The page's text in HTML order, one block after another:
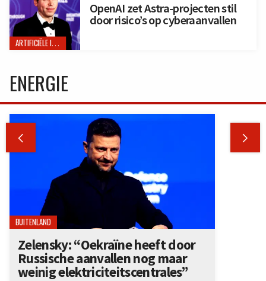
ARTIFICIËLE INTELLIGENTIE
OpenAI zet Astra-projecten stil
door risico’s op cyberaanvallen
ENERGIE
 
BUITENLAND
Zelensky: “Oekraïne heeft door
Russische aanvallen nog maar
weinig elektriciteitscentrales”